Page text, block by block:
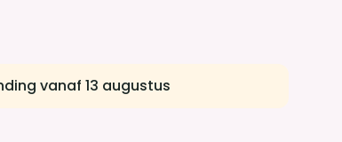
vanaf 13 augustus